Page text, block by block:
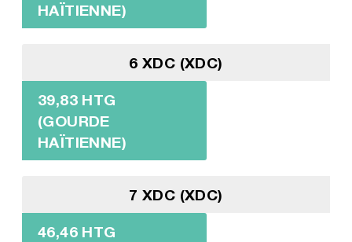
HAÏTIENNE)
6 XDC (XDC)
39,83 HTG
(GOURDE
HAÏTIENNE)
7 XDC (XDC)
46,46 HTG